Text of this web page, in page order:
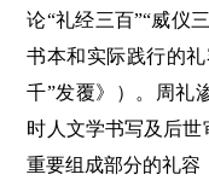
论“礼经三百”“威仪
书本和实际践行的
千”发覆》）。周礼
时人文学书写及后
重要组成部分的礼容